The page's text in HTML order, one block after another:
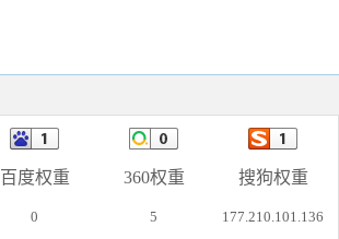
百度权重 360权重 搜狗权重
0 5 177.210.101.136